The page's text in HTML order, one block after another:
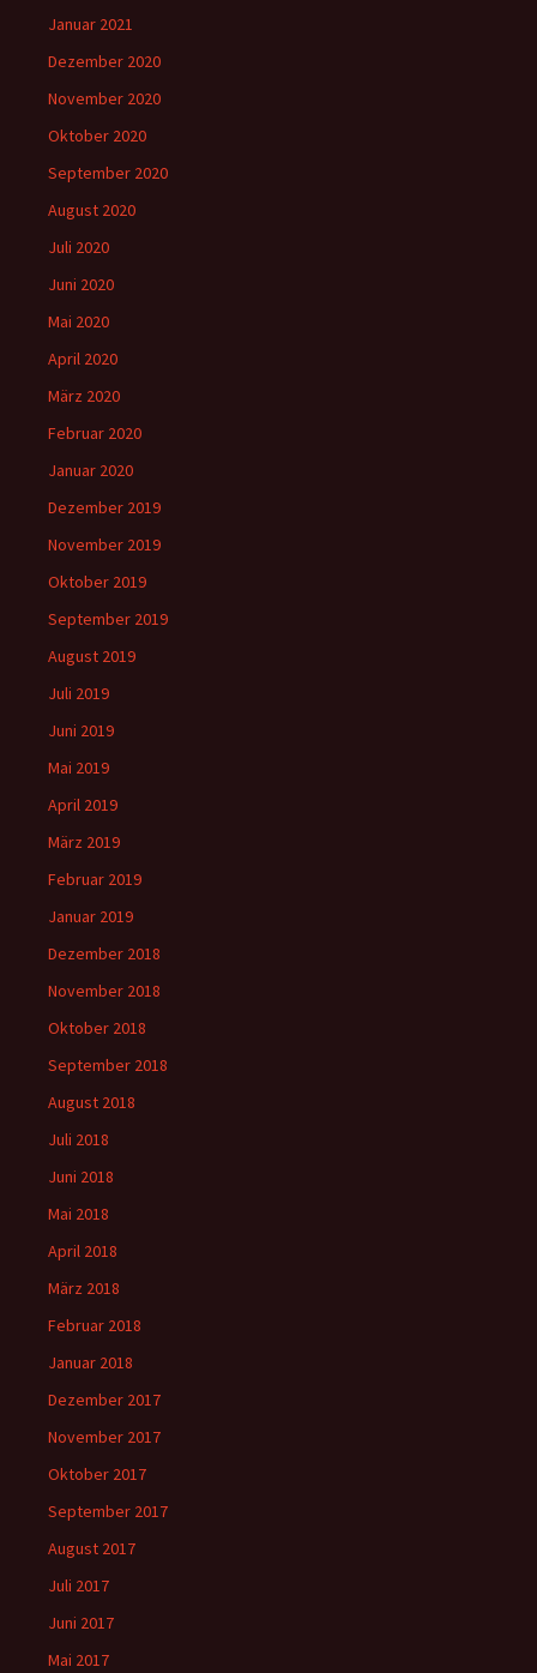
Januar 2021
Dezember 2020
November 2020
Oktober 2020
September 2020
August 2020
Juli 2020
Juni 2020
Mai 2020
April 2020
März 2020
Februar 2020
Januar 2020
Dezember 2019
November 2019
Oktober 2019
September 2019
August 2019
Juli 2019
Juni 2019
Mai 2019
April 2019
März 2019
Februar 2019
Januar 2019
Dezember 2018
November 2018
Oktober 2018
September 2018
August 2018
Juli 2018
Juni 2018
Mai 2018
April 2018
März 2018
Februar 2018
Januar 2018
Dezember 2017
November 2017
Oktober 2017
September 2017
August 2017
Juli 2017
Juni 2017
Mai 2017